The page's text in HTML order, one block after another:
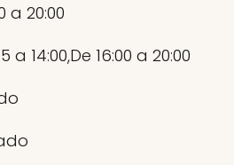
a 20:00
a 14:00,De 16:00 a 20:00